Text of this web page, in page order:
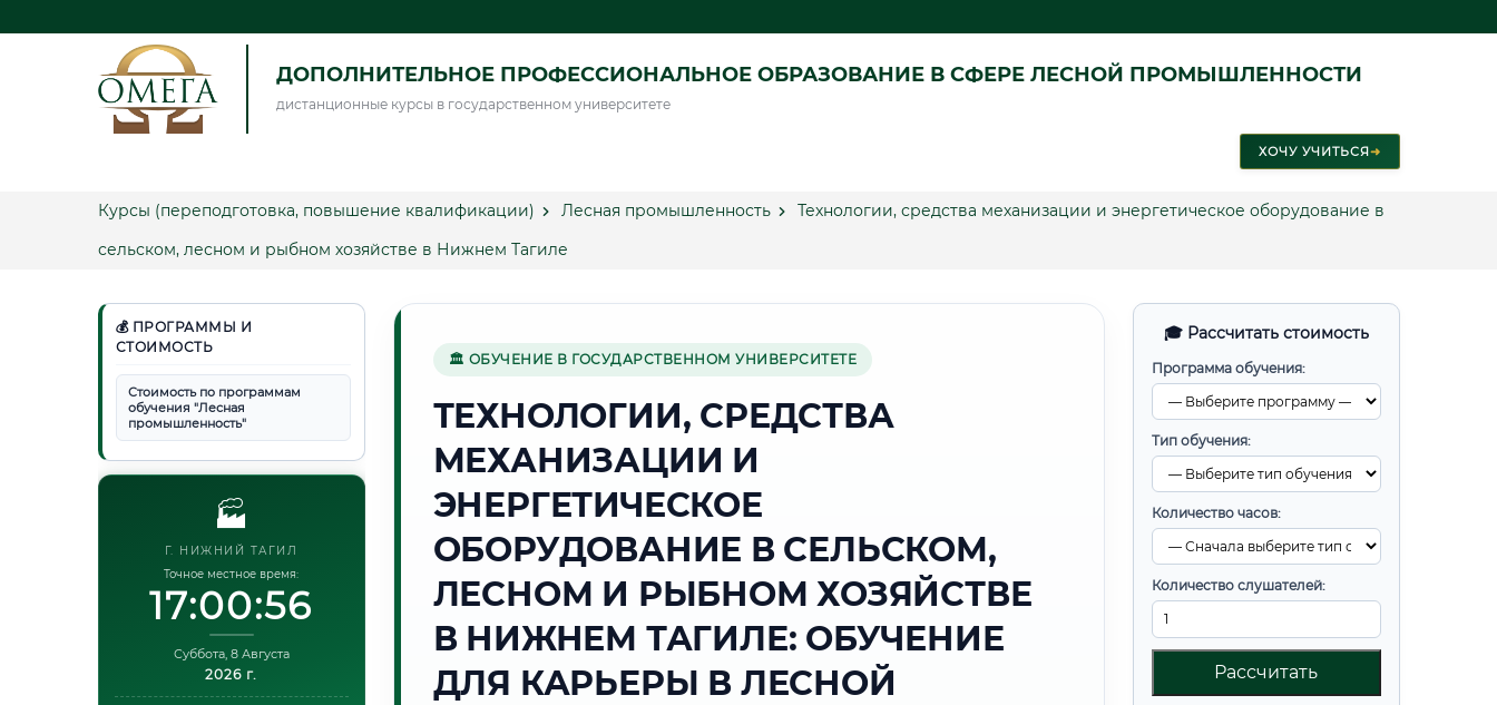
ДОПОЛНИТЕЛЬНОЕ ПРОФЕССИОНАЛЬНОЕ ОБРАЗОВАНИЕ В СФЕРЕ ЛЕСНОЙ ПРОМЫШЛЕННОСТИ
дистанционные курсы в государственном университете
ХОЧУ УЧИТЬСЯ➜
Курсы (переподготовка, повышение квалификации) Лесная промышленность
Технологии, средства механизации и энергетическое оборудование в
сельском, лесном и рыбном хозяйстве в Нижнем Тагиле
💰 ПРОГРАММЫ И
СТОИМОСТЬ
Стоимость по программам
обучения "Лесная
промышленность"
🏭
Г. НИЖНИЙ ТАГИЛ
Точное местное время:
17:00:57
Суббота, 8 Августа
2026 г.
🎓 Рассчитать стоимость
Программа обучения:
Тип обучения:
Количество часов:
Количество слушателей:
Рассчитать
🏛 ОБУЧЕНИЕ В ГОСУДАРСТВЕННОМ УНИВЕРСИТЕТЕ
ТЕХНОЛОГИИ, СРЕДСТВА
МЕХАНИЗАЦИИ И
ЭНЕРГЕТИЧЕСКОЕ
ОБОРУДОВАНИЕ В СЕЛЬСКОМ,
ЛЕСНОМ И РЫБНОМ ХОЗЯЙСТВЕ
В НИЖНЕМ ТАГИЛЕ: ОБУЧЕНИЕ
ДЛЯ КАРЬЕРЫ В ЛЕСНОЙ